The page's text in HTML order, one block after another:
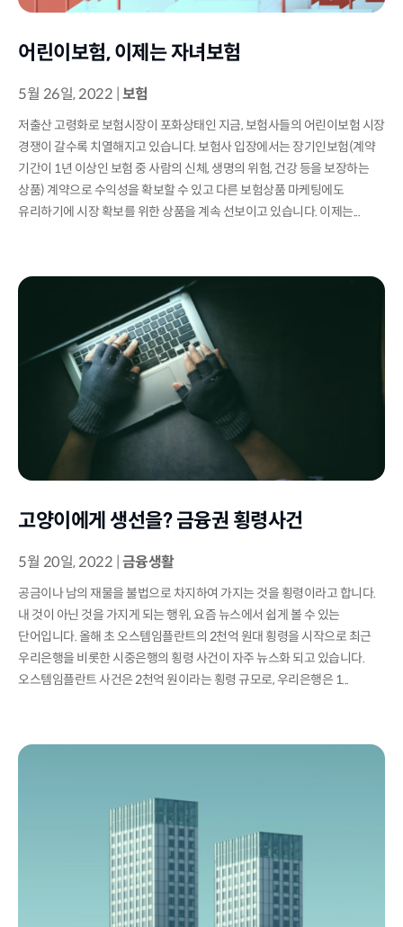
어린이보험, 이제는 자녀보험
5월 26일, 2022 |보험
저출산 고령화로 보험시장이 포화상태인 지금, 보험사들의 어린이보험 시장
경쟁이 갈수록 치열해지고 있습니다. 보험사 입장에서는 장기인보험(계약
기간이 1년 이상인 보험 중 사람의 신체, 생명의 위험, 건강 등을 보장하는
상품) 계약으로 수익성을 확보할 수 있고 다른 보험상품 마케팅에도
유리하기에 시장 확보를 위한 상품을 계속 선보이고 있습니다. 이제는...
고양이에게 생선을? 금융권 횡령사건
5월 20일, 2022 |금융생활
공금이나 남의 재물을 불법으로 차지하여 가지는 것을 횡령이라고 합니다.
내 것이 아닌 것을 가지게 되는 행위, 요즘 뉴스에서 쉽게 볼 수 있는
단어입니다. 올해 초 오스템임플란트의 2천억 원대 횡령을 시작으로 최근
우리은행을 비롯한 시중은행의 횡령 사건이 자주 뉴스화 되고 있습니다.
오스템임플란트 사건은 2천억 원이라는 횡령 규모로, 우리은행은 1...